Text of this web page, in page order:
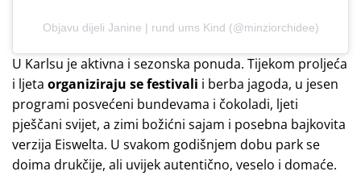
Objavu dijeli Janine | rund ums Kind (@minziorchidee)
U Karlsu je aktivna i sezonska ponuda. Tijekom proljeća
i ljeta organiziraju se festivali i berba jagoda, u jesen
programi posvećeni bundevama i čokoladi, ljeti
pješčani svijet, a zimi božićni sajam i posebna bajkovita
verzija Eiswelta. U svakom godišnjem dobu park se
doima drukčije, ali uvijek autentično, veselo i domaće.